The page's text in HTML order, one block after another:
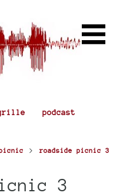
podcast
> roadside picnic 3
3